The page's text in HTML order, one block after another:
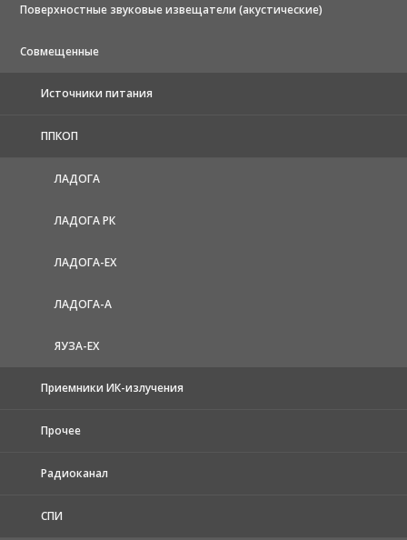
Поверхностные звуковые извещатели (акустические)
Совмещенные
Источники питания
ППКОП
ЛАДОГА
ЛАДОГА РК
ЛАДОГА-EX
ЛАДОГА-А
ЯУЗА-ЕХ
Приемники ИК-излучения
Прочее
Радиоканал
СПИ